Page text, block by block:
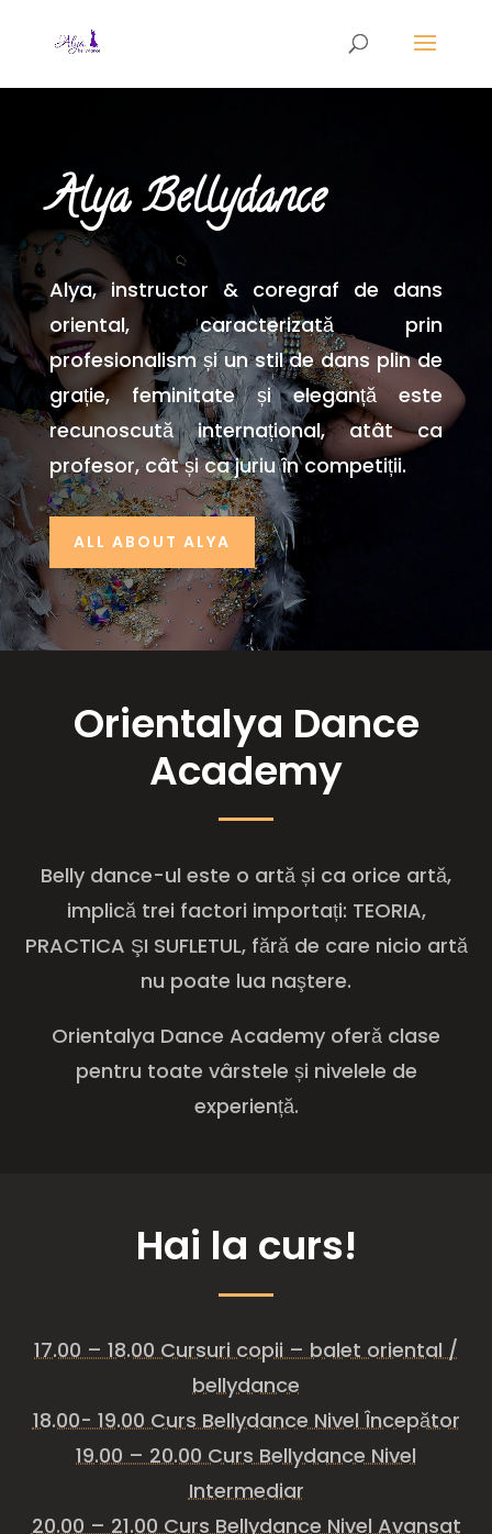
Alya Bellydance
Alya, instructor & coregraf de dans
oriental, caracterizată prin
profesionalism și un stil de dans plin de
grație, feminitate și eleganță este
recunoscută internațional, atât ca
profesor, cât și ca juriu în competiții.
ALL ABOUT ALYA
Orientalya Dance
Academy
Belly dance-ul este o artă și ca orice artă,
implică trei factori importați: TEORIA,
PRACTICA ŞI SUFLETUL, fără de care nicio artă
nu poate lua naştere.
Orientalya Dance Academy oferă clase
pentru toate vârstele și nivelele de
experiență.
Hai la curs!
17.00 – 18.00 Cursuri copii – balet oriental /
bellydance
18.00- 19.00 Curs Bellydance Nivel Începător
19.00 – 20.00 Curs Bellydance Nivel
Intermediar
20.00 – 21.00 Curs Bellydance Nivel Avansat